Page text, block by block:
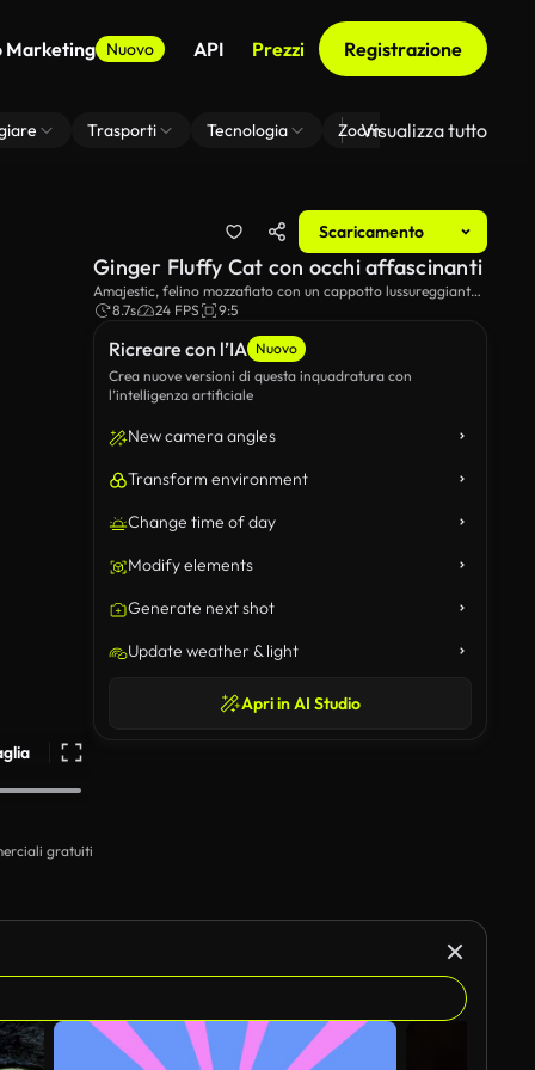
Marketing Nuovo API Prezzi Registrazione
Trasporti Tecnologia Zoom Di Sfondo Virtuale
Visualizza tutto
Scaricamento
gratuiti
Ricreare con l’IA Nuovo
Crea nuove versioni di questa inquadratura con
l’intelligenza artificiale
New camera angles
Transform environment
Change time of day
Modify elements
Generate next shot
Update weather & light
Apri in AI Studio
Ginger Fluffy Cat con occhi affascinanti
Amajestic, felino mozzafiato con un cappotto lussureggiante,
guardando in lontananza.I suoi grandi occhi verdi espressivi
trasmettendo un senso di curiosità ed eleganza
8.7s 24 FPS 9:5